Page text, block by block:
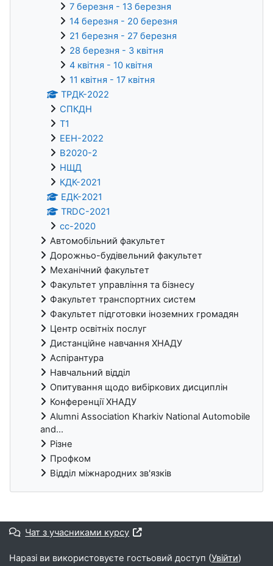
7 березня - 13 березня
14 березня - 20 березня
21 березня - 27 березня
28 березня - 3 квітня
4 квітня - 10 квітня
11 квітня - 17 квітня
ТРДК-2022
СПКДН
Т1
ЕЕН-2022
В2020-2
НЩД
КДК-2021
ЕДК-2021
TRDC-2021
cc-2020
Автомобільний факультет
Дорожньо-будівельний факультет
Механічний факультет
Факультет управління та бізнесу
Факультет транспортних систем
Факультет підготовки іноземних громадян
Центр освітніх послуг
Дистанційне навчання ХНАДУ
Аспірантура
Навчальний відділ
Опитування щодо вибіркових дисциплін
Конференції ХНАДУ
Alumni Association Kharkiv National Automobile
and...
Різне
Профком
Відділ міжнародних зв'язків
Блоки
Чат з учасниками курсу
Наразі ви використовуєте гостьовий доступ (Увійти)